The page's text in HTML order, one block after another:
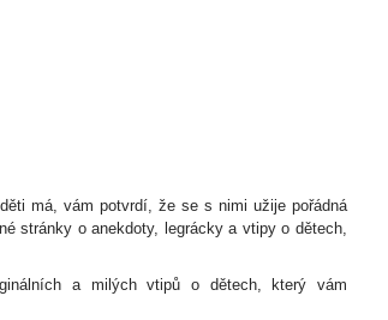
má, vám potvrdí, že se s nimi užije pořádná
stránky o anekdoty, legrácky a vtipy o dětech,
a milých vtipů o dětech, který vám